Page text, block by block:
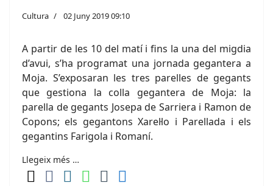
Cultura 02 Juny 2019 09:10
A partir de les 10 del matí i fins la una del migdia
d’avui, s’ha programat una jornada gegantera a
Moja. S’exposaran les tres parelles de gegants
que gestiona la colla gegantera de Moja: la
parella de gegants Josepa de Sarriera i Ramon de
Copons; els gegantons Xarel·lo i Parellada i els
gegantins Farigola i Romaní.
Llegeix més …